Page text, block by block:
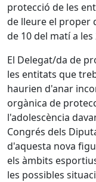
protecció de les
de lleure el proper
de 10 del matí a
El Delegat/da de
les entitats que
haurien d'anar
orgànica de
l'adolescència
Congrés dels
d'aquesta nova
els àmbits
les possibles